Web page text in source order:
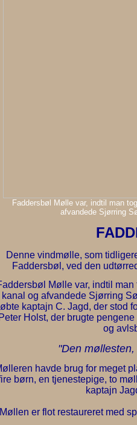
Faddersbøl Mølle var, indtil man
afvandede Sjørring
Denne vindmølle, som
Faddersbøl, ved den
Mølle var, indtil
kanal og afvandede Sjørring
kaptajn C. Jagd, der stod
Peter Holst, der brugte
og
"Den
havde brug for meget
børn, en tjenestepige, to
kaptajn
Møllen er flot restaureret med